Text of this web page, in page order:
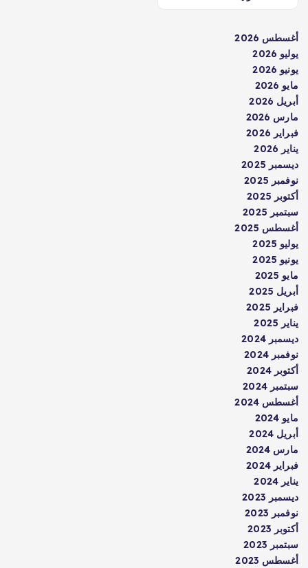
أغسطس 2026
يوليو 2026
يونيو 2026
مايو 2026
أبريل 2026
مارس 2026
فبراير 2026
يناير 2026
ديسمبر 2025
نوفمبر 2025
أكتوبر 2025
سبتمبر 2025
أغسطس 2025
يوليو 2025
يونيو 2025
مايو 2025
أبريل 2025
فبراير 2025
يناير 2025
ديسمبر 2024
نوفمبر 2024
أكتوبر 2024
سبتمبر 2024
أغسطس 2024
مايو 2024
أبريل 2024
مارس 2024
فبراير 2024
يناير 2024
ديسمبر 2023
نوفمبر 2023
أكتوبر 2023
سبتمبر 2023
أغسطس 2023